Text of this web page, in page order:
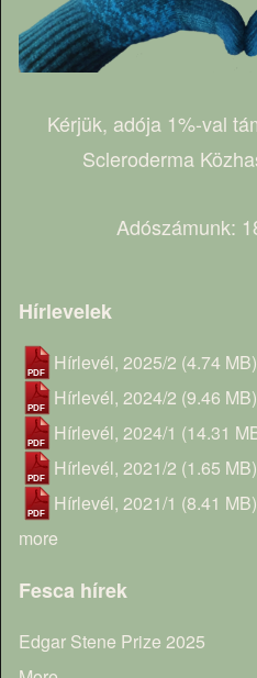
Kérjük, adója 1%-val
Scleroderma
Adószámunk:
Hírlevelek
Hírlevél, 2025/2 (4.74 MB)
Hírlevél, 2024/2 (9.46 MB)
Hírlevél, 2024/1 (14.31
Hírlevél, 2021/2 (1.65 MB)
Hírlevél, 2021/1 (8.41 MB)
more
Fesca hírek
Edgar Stene Prize 2025